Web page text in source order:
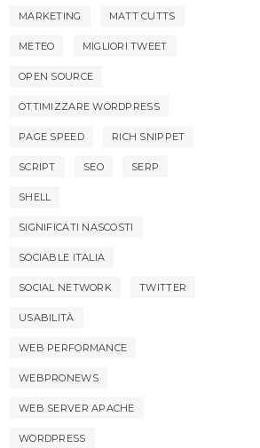
MARKETING MATT CUTTS
METEO MIGLIORI TWEET
OPEN SOURCE
OTTIMIZZARE WORDPRESS
PAGE SPEED RICH SNIPPET
SCRIPT SEO SERP
SHELL
SIGNIFICATI NASCOSTI
SOCIABLE ITALIA
SOCIAL NETWORK TWITTER
USABILITÀ
WEB PERFORMANCE
WEBPRONEWS
WEB SERVER APACHE
WORDPRESS